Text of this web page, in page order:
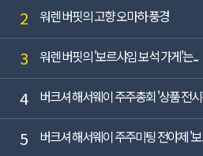
2 워렌 버핏의 고향 오마하 풍경
3 워렌 버핏의 '보르샤임 보석 가게'는...
4 버크셔 해서웨이 주주총회 '상품 전
5 버크셔 해서웨이 주주미팅 전야제 '